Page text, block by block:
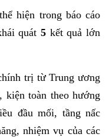
hiện trong báo cáo
quát 5 kết quả lớn
trị từ Trung ương
kiện toàn theo hướng
đầu mối, tầng nấc
nhiệm vụ của các